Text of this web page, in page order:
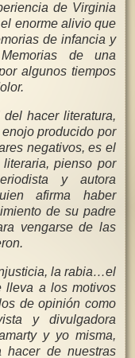
de Virginia
enorme alivio que
de infancia y
de una
algunos tiempos
hacer literatura,
producido por
negativos, es el
pienso por
y autora
afirma haber
de su padre
vengarse de las
la rabia…el
lleva a los motivos
de opinión como
y divulgadora
y yo misma,
hacer de nuestras